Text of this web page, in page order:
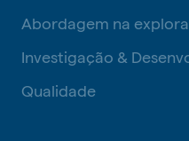
Abordagem na
Investigação &
Qualidade